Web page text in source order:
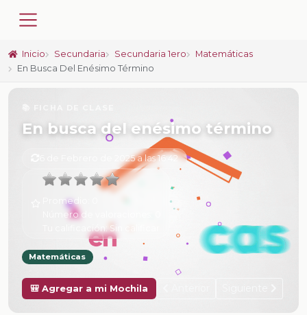
Inicio Secundaria Secundaria 1ero
Matemáticas
En Busca Del Enésimo Término
En busca del enésimo término
6 de Febrero de 2025 a las 16:42
Promedio:
Número de valoraciones:
Tu calificación: Sin calificar
Matemáticas
🎒 Agregar a mi Mochila